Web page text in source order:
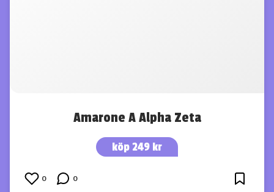
Amarone A Alpha Zeta
köp 249 kr
0 0